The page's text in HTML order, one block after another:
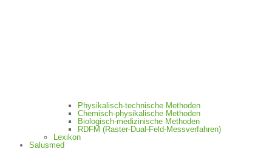
Physikalisch-technische Methoden
Chemisch-physikalische Methoden
Biologisch-medizinische Methoden
RDFM (Raster-Dual-Feld-Messverfahren)
Lexikon
Salusmed